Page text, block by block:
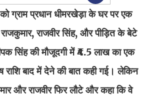
ग्राम प्रधान धीमरखेड़ा के घर पर एक
राजवीर सिंह, और पीड़ित के बेटे
सिंह की मौजूदगी में ₹4.5 लाख का एक
बाद में देने की बात कही गई। लेकिन
और राजवीर फिर लौटे और कहा कि वे